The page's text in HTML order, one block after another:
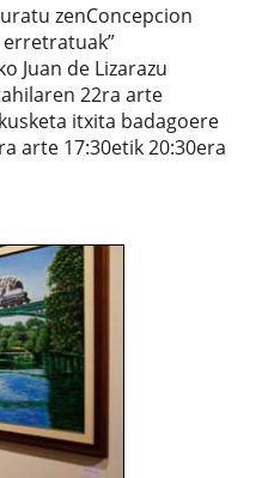
zenConcepcion
erretratuak”
Juan de Lizarazu
22ra arte
itxita badagoere
arte 17:30etik 20:30era